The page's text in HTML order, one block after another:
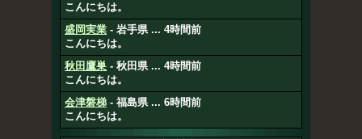
こんにちは。
盛岡実業 - 岩手県 ... 4時間前
こんにちは。
秋田鷹巣 - 秋田県 ... 4時間前
こんにちは。
会津磐梯 - 福島県 ... 6時間前
こんにちは。